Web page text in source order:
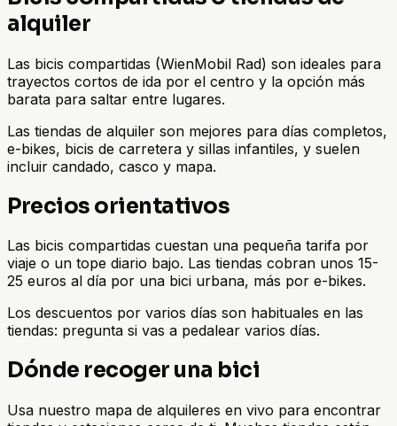
alquiler
Las bicis compartidas (WienMobil Rad) son ideales para
trayectos cortos de ida por el centro y la opción más
barata para saltar entre lugares.
Las tiendas de alquiler son mejores para días completos,
e-bikes, bicis de carretera y sillas infantiles, y suelen
incluir candado, casco y mapa.
Precios orientativos
Las bicis compartidas cuestan una pequeña tarifa por
viaje o un tope diario bajo. Las tiendas cobran unos 15-
25 euros al día por una bici urbana, más por e-bikes.
Los descuentos por varios días son habituales en las
tiendas: pregunta si vas a pedalear varios días.
Dónde recoger una bici
Usa nuestro mapa de alquileres en vivo para encontrar